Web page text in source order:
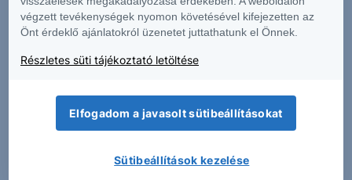
egyik országból a másikba
végzett tevékenységek nyomon követésével kifejezetten az
Önt érdeklő ajánlatokról üzenetet juttathatunk el Önnek.
Részletes süti tájékoztató letöltése
Elfogadom a javasolt sütibeállításokat
Sütibeállítások kezelése